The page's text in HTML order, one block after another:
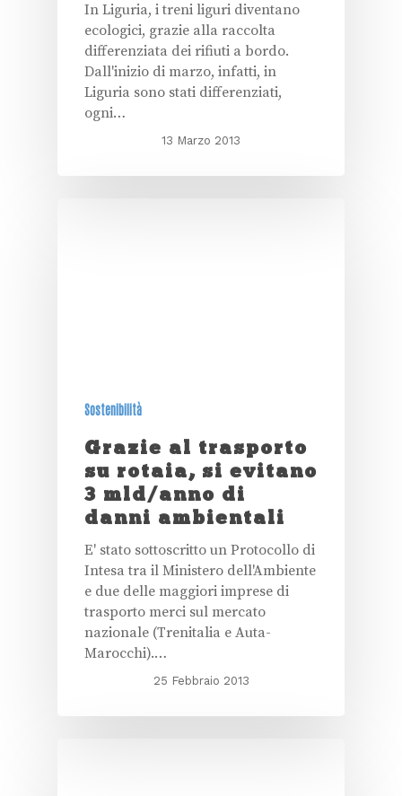
In Liguria, i treni liguri diventano
ecologici, grazie alla raccolta
differenziata dei rifiuti a bordo.
Dall'inizio di marzo, infatti, in
Liguria sono stati differenziati,
ogni…
13 Marzo 2013
Sostenibilità
Grazie al trasporto
su rotaia, si evitano
3 mld/anno di
danni ambientali
E' stato sottoscritto un Protocollo di
Intesa tra il Ministero dell'Ambiente
e due delle maggiori imprese di
trasporto merci sul mercato
nazionale (Trenitalia e Auta-
Marocchi).…
25 Febbraio 2013